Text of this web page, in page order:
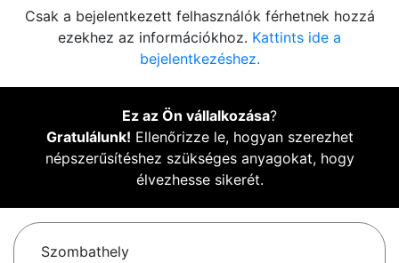
Csak a bejelentkezett felhasználók férhetnek hozzá
ezekhez az információkhoz. Kattints ide a
bejelentkezéshez.
Ez az Ön vállalkozása?
Gratulálunk! Ellenőrizze le, hogyan szerezhet
népszerűsítéshez szükséges anyagokat, hogy
élvezhesse sikerét.
Szombathely